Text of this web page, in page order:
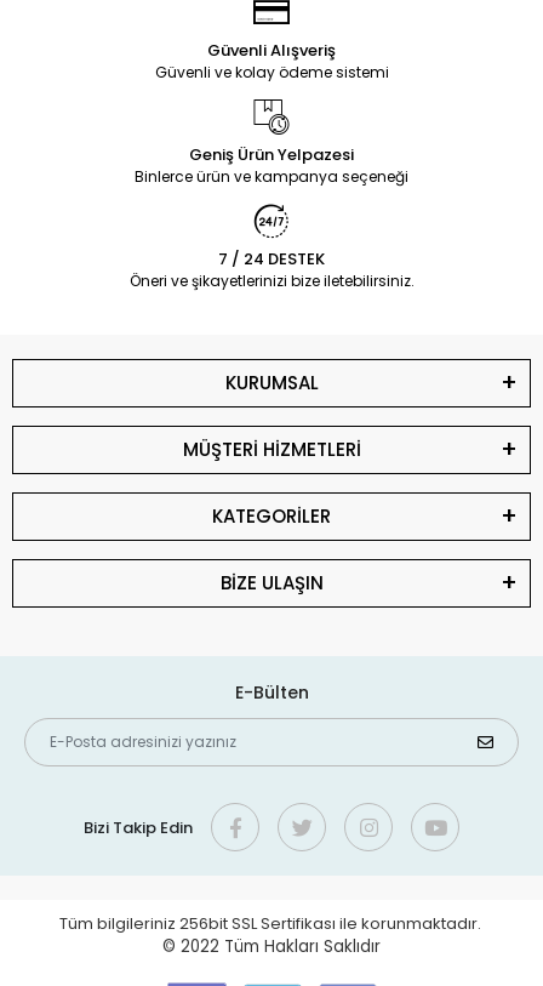
Güvenli Alışveriş
Güvenli ve kolay ödeme sistemi
Geniş Ürün Yelpazesi
Binlerce ürün ve kampanya seçeneği
7 / 24 DESTEK
Öneri ve şikayetlerinizi bize iletebilirsiniz.
KURUMSAL
MÜŞTERİ HİZMETLERİ
KATEGORİLER
BİZE ULAŞIN
E-Bülten
Bizi Takip Edin
Tüm bilgileriniz 256bit SSL Sertifikası ile korunmaktadır.
© 2022 Tüm Hakları Saklıdır